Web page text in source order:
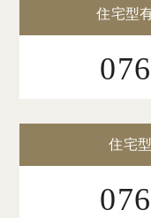
住宅型
住宅